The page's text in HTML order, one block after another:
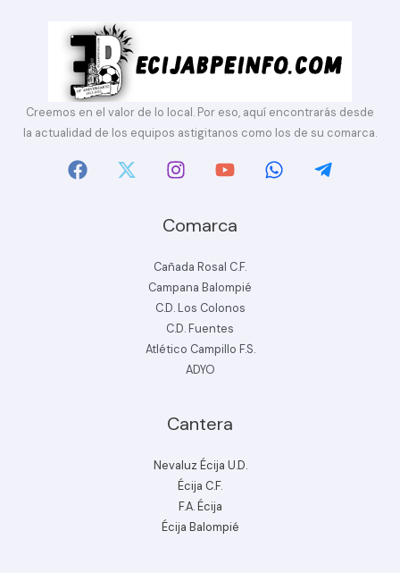
Creemos en el valor de lo local. Por eso, aquí encontrarás desde
la actualidad de los equipos astigitanos como los de su comarca.
Comarca
Cañada Rosal C.F.
Campana Balompié
C.D. Los Colonos
C.D. Fuentes
Atlético Campillo F.S.
ADYO
Cantera
Nevaluz Écija U.D.
Écija C.F.
F.A. Écija
Écija Balompié